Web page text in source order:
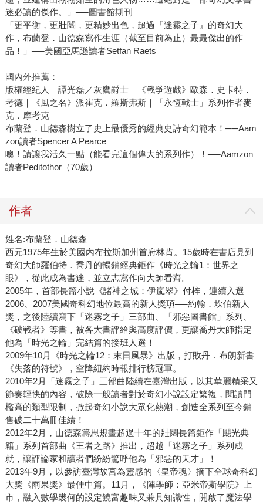
迷必讀的傑作。」──圖書館期刊
「更平衡，更壯闊，更精妙出色，超過『迷霧之子』的奇幻大
作，布蘭登．山德森寫作生涯（截至目前為止）最最傑出的作
品！」──美國亞馬遜讀者Setfan Raets
國內外推薦：
版權經紀人 譚光磊／灰鷹爵士｜《戰爭遊戲》歐森．史卡特．
考德｜《風之名》派崔克．羅斯弗斯｜「永恆戰士」系列作者麥
克．摩考克
布蘭登．山德森樹立了史上最優秀的經典史詩奇幻範本！──Aam
zon讀者Spencer A Pearce
噢！請讓我活久一點（能看完這個偉大的系列作）！──Aamzon
讀者Peditothor（70歲）
作者
姓名:布蘭登．山德森
西元1975年生於美國內布拉斯加州首府林肯。15歲時在書店見到
奇幻大師羅伯特．喬丹的暢銷經典鉅作《時光之輪1：世界之
眼》，從此成為書迷，並立志寫作向大師看齊。
2005年，首部長篇小說《諸神之城：伊嵐翠》付梓，連續入選
2006、2007美國奇科幻地位最高的新人獎項──約翰．坎伯新人
獎，之後陸續寫下「迷霧之子」三部曲、「邪惡圖書館」系列、
《破戰者》等書，被各大書評給與高度評價，更讓喬丹大師指定
他為「時光之輪」完結篇的接班人選！
2009年10月《時光之輪12：末日風暴》出版，打敗丹．布朗新書
《失落的符號》，空降紐約時報排行榜冠軍。
2010年2月「迷霧之子」三部曲陸續在臺灣出版，以其華麗精采又
節奏輕快的內容，破除一般讀者對於奇幻小說設定繁複，閱讀門
檻高的類型限制，掀起奇幻小說大眾化熱潮，創造全系列至今銷
售破二十萬冊佳績！
2012年2月，山德森籌思規畫超過十年的壯闊長篇鉅作「颶光典
籍」系列首部曲《王者之路》推出，超越「迷霧之子」系列成
就，讓評論家和讀者們紛紛驚呼他為「邪惡的天才」！
2013年9月，以參訪臺灣故宮為靈感的〈皇帝魂〉摘下全球奇科幻
大獎《雨果獎》最佳中篇。11月，《陣學師：亞米帝斯學院》上
市，融入數學幾何的設定饒富趣味又兼具知識性，開啟了魔法學